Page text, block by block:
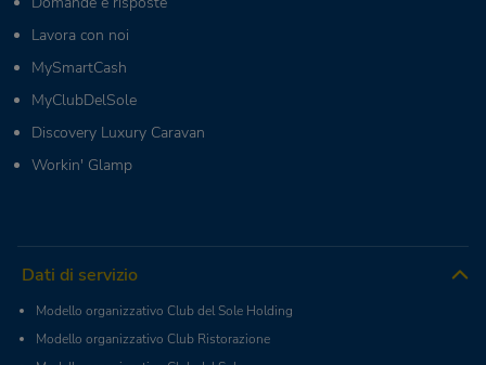
Lavora con noi
MySmartCash
MyClubDelSole
Discovery Luxury Caravan
Workin' Glamp
Dati di servizio
Modello organizzativo Club del Sole Holding
Modello organizzativo Club Ristorazione